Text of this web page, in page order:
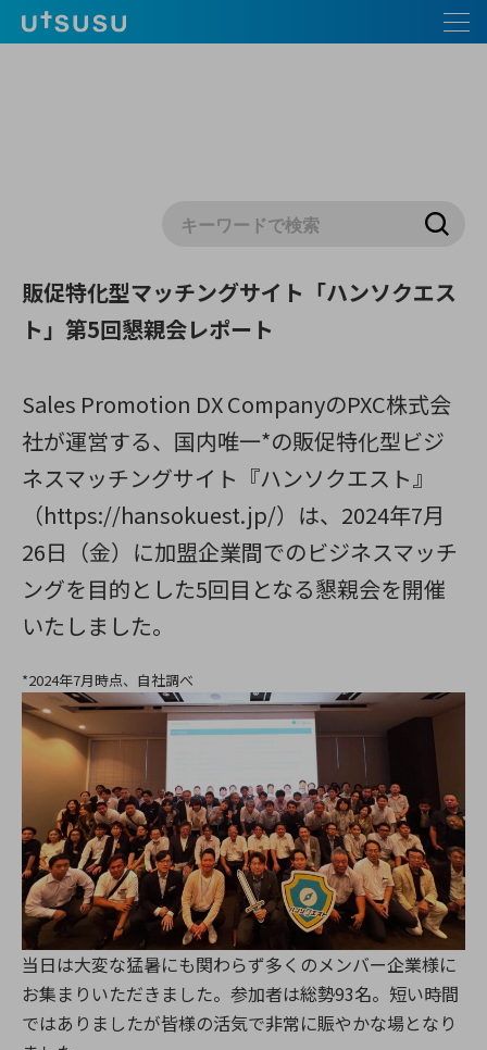
販促特化型マッチングサイト「ハンソクエス
ト」第5回懇親会レポート
Sales Promotion DX CompanyのPXC株式会
社が運営する、国内唯一*の販促特化型ビジ
ネスマッチングサイト『ハンソクエスト』
（https://hansokuest.jp/）は、2024年7月
26日（金）に加盟企業間でのビジネスマッチ
ングを目的とした5回目となる懇親会を開催
いたしました。
*2024年7月時点、自社調べ
当日は大変な猛暑にも関わらず多くのメンバー企業様に
お集まりいただきました。参加者は総勢93名。短い時間
ではありましたが皆様の活気で非常に賑やかな場となり